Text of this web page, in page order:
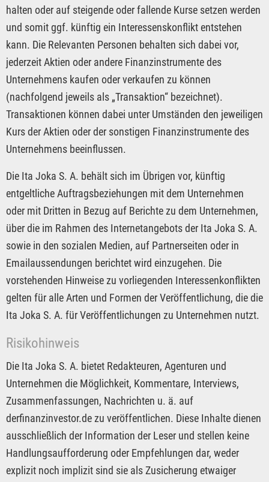
halten oder auf steigende oder fallende Kurse setzen werden
und somit ggf. künftig ein Interessenskonflikt entstehen
kann. Die Relevanten Personen behalten sich dabei vor,
jederzeit Aktien oder andere Finanzinstrumente des
Unternehmens kaufen oder verkaufen zu können
(nachfolgend jeweils als „Transaktion“ bezeichnet).
Transaktionen können dabei unter Umständen den jeweiligen
Kurs der Aktien oder der sonstigen Finanzinstrumente des
Unternehmens beeinflussen.
Die Ita Joka S. A. behält sich im Übrigen vor, künftig
entgeltliche Auftragsbeziehungen mit dem Unternehmen
oder mit Dritten in Bezug auf Berichte zu dem Unternehmen,
über die im Rahmen des Internetangebots der Ita Joka S. A.
sowie in den sozialen Medien, auf Partnerseiten oder in
Emailaussendungen berichtet wird einzugehen. Die
vorstehenden Hinweise zu vorliegenden Interessenkonflikten
gelten für alle Arten und Formen der Veröffentlichung, die die
Ita Joka S. A. für Veröffentlichungen zu Unternehmen nutzt.
Risikohinweis
Die Ita Joka S. A. bietet Redakteuren, Agenturen und
Unternehmen die Möglichkeit, Kommentare, Interviews,
Zusammenfassungen, Nachrichten u. ä. auf
derfinanzinvestor.de zu veröffentlichen. Diese Inhalte dienen
ausschließlich der Information der Leser und stellen keine
Handlungsaufforderung oder Empfehlungen dar, weder
explizit noch implizit sind sie als Zusicherung etwaiger